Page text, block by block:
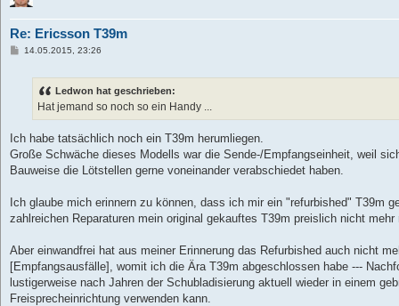
Re: Ericsson T39m
B14.05.2015, 23:26
Ledwon hat geschrieben:
Hat jemand so noch so ein Handy ...
Ich habe tatsächlich noch ein T39m herumliegen.
Große Schwäche dieses Modells war die Sende-/Empfangseinheit, weil
Bauweise die Lötstellen gerne voneinander verabschiedet haben.
Ich glaube mich erinnern zu können, dass ich mir ein "refurbished" T39m
zahlreichen Reparaturen mein original gekauftes T39m preislich nicht mehr
Aber einwandfrei hat aus meiner Erinnerung das Refurbished auch nicht
[Empfangsausfälle], womit ich die Ära T39m abgeschlossen habe ---
lustigerweise nach Jahren der Schubladisierung aktuell wieder in einem
Freisprecheinrichtung verwenden kann.